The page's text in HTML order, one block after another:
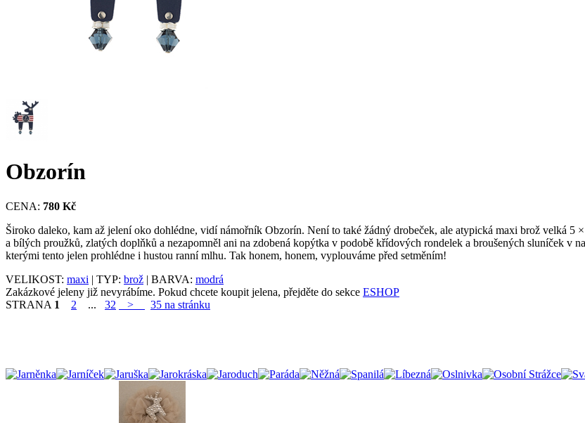
Obzorín
CENA: 780 Kč
Široko daleko, kam až jelení oko dohlédne, vidí námořník Obzorín. Není to také žádný drobeček, ale atypická maxi brož velká
a bílých proužků, zlatých doplňků a nezapomněl ani na zdobená kopýtka v podobě křídových rondelek a broušených sluníček v
kterými tento jelen prohlédne i hustou ranní mlhu. Tak honem, honem, vyplouváme před setměním!
VELIKOST: maxi | TYP: brož | BARVA: modrá
Zakázkové jeleny již nevyrábíme. Pokud chcete koupit jelena, přejděte do sekce ESHOP
STRANA 1 2 ... 32 > 35 na stránku